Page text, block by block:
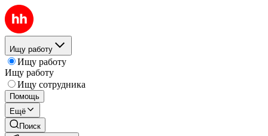
Ищу работу
Ищу работу
Ищу работу
Ищу сотрудника
Помощь
Ещё
Поиск